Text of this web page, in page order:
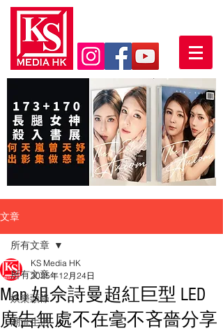
文章
所有文章
娛樂頭條
潮流生活
所有文章
Man 姐佘詩曼超紅巨型 LED
廣告無處不在毫不吝嗇分享
KS Media HK
2025年12月24日